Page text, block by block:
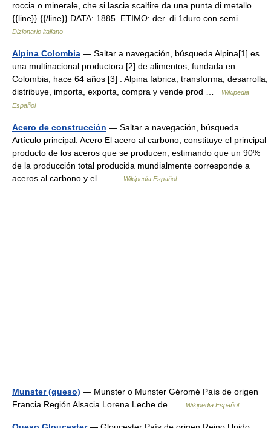
roccia o minerale, che si lascia scalfire da una punta di metallo
{{line}} {{/line}} DATA: 1885. ETIMO: der. di 1duro con semi …
Dizionario italiano
Alpina Colombia — Saltar a navegación, búsqueda Alpina[1] es
una multinacional productora [2] de alimentos, fundada en
Colombia, hace 64 años [3] . Alpina fabrica, transforma, desarrolla,
distribuye, importa, exporta, compra y vende prod …
Wikipedia
Español
Acero de construcción — Saltar a navegación, búsqueda
Artículo principal: Acero El acero al carbono, constituye el principal
producto de los aceros que se producen, estimando que un 90%
de la producción total producida mundialmente corresponde a
aceros al carbono y el… …
Wikipedia Español
Munster (queso) — Munster o Munster Géromé País de origen
Francia Región Alsacia Lorena Leche de …
Wikipedia Español